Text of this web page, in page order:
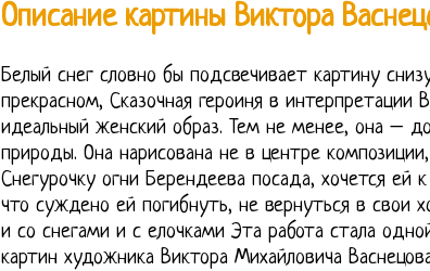
Описание картины Виктора
Белый снег словно бы подсвечивает картину
прекрасном, Сказочная героиня в интерпретации
идеальный женский образ. Тем не менее, она –
природы. Она нарисована не в центре
Снегурочку огни Берендеева посада, хочется ей
что суждено ей погибнуть, не вернуться в свои
и со снегами и с елочками Эта работа стала
картин художника Виктора Михайловича